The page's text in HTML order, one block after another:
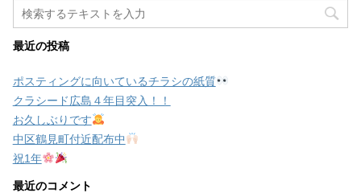
最近の投稿
ポスティングに向いているチラシの紙質
クラシード広島４年目突入！！
お久しぶりです
中区鶴見町付近配布中
祝1年
最近のコメント